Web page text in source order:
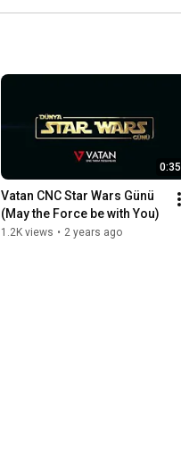
0:35
Vatan CNC Star Wars Günü
(May the Force be with You)
1.2K views • 2 years ago